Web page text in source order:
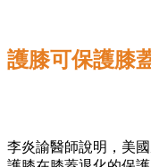
護膝可保護膝
李炎諭醫師說明，美